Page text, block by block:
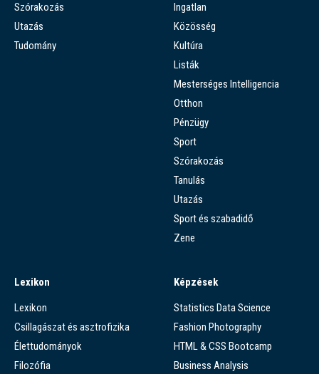
Szórakozás
Utazás
Tudomány
Ingatlan
Közösség
Kultúra
Listák
Mesterséges Intelligencia
Otthon
Pénzügy
Sport
Szórakozás
Tanulás
Utazás
Sport és szabadidő
Zene
Lexikon
Lexikon
Csillagászat és asztrofizika
Élettudományok
Filozófia
Képzések
Statistics Data Science
Fashion Photography
HTML & CSS Bootcamp
Business Analysis